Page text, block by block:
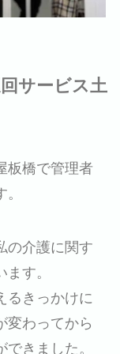
サービス土
板橋で管理者
の介護に関す
す。
るきっかけに
変わってから
きました。